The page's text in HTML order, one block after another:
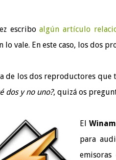
escriboalgún artículo
lo vale. En este caso, los dos
de los dos reproductores que
dos y no uno?, quizá os
El
para